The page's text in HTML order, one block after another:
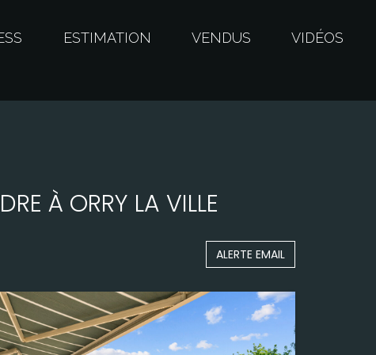
ESTIMATION VENDUS VIDÉOS
À ORRY LA VILLE
ALERTE EMAIL
Surface